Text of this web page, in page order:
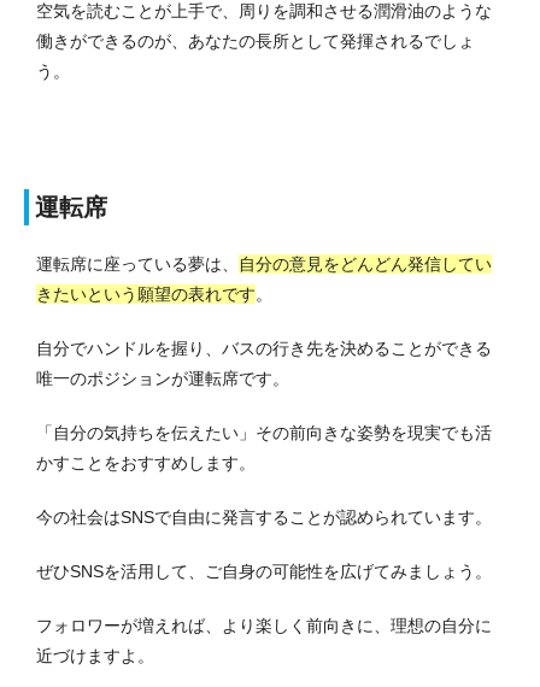
空気を読むことが上手で、周りを調和させる潤滑油のような
働きができるのが、あなたの長所として発揮されるでしょ
う。
運転席
運転席に座っている夢は、
自分の意見をどんどん発信してい
きたいという願望の表れです。
自分でハンドルを握り、バスの行き先を決めることができる
唯一のポジションが運転席です。
「自分の気持ちを伝えたい」その前向きな姿勢を現実でも活
かすことをおすすめします。
今の社会はSNSで自由に発言することが認められています。
ぜひSNSを活用して、ご自身の可能性を広げてみましょう。
フォロワーが増えれば、より楽しく前向きに、理想の自分に
近づけますよ。